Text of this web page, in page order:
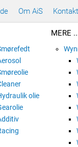
Om AiS Kontakt
olie
MERE